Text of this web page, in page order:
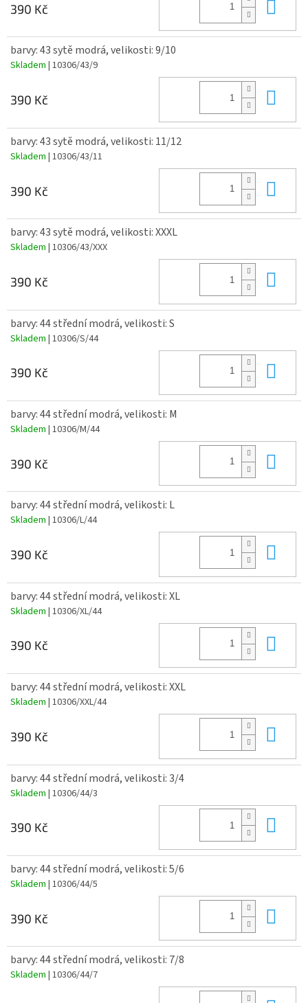
390 Kč
barvy: 43 sytě modrá, velikosti: 9/10
Skladem | 10306/43/9
390 Kč
barvy: 43 sytě modrá, velikosti: 11/12
Skladem | 10306/43/11
390 Kč
barvy: 43 sytě modrá, velikosti: XXXL
Skladem | 10306/43/XXX
390 Kč
barvy: 44 střední modrá, velikosti: S
Skladem | 10306/S/44
390 Kč
barvy: 44 střední modrá, velikosti: M
Skladem | 10306/M/44
390 Kč
barvy: 44 střední modrá, velikosti: L
Skladem | 10306/L/44
390 Kč
barvy: 44 střední modrá, velikosti: XL
Skladem | 10306/XL/44
390 Kč
barvy: 44 střední modrá, velikosti: XXL
Skladem | 10306/XXL/44
390 Kč
barvy: 44 střední modrá, velikosti: 3/4
Skladem | 10306/44/3
390 Kč
barvy: 44 střední modrá, velikosti: 5/6
Skladem | 10306/44/5
390 Kč
barvy: 44 střední modrá, velikosti: 7/8
Skladem | 10306/44/7